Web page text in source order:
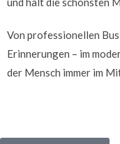
Von professionellen
Erinnerungen – im
der Mensch immer im